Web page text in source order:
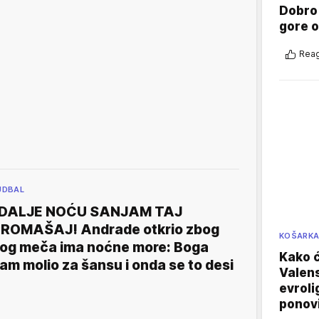
NOĆU SANJAM TAJ
Andrade otkrio zbog
meča ima noćne more: Boga
molio za šansu i onda se to desi
gore
KOŠARKA
Kako